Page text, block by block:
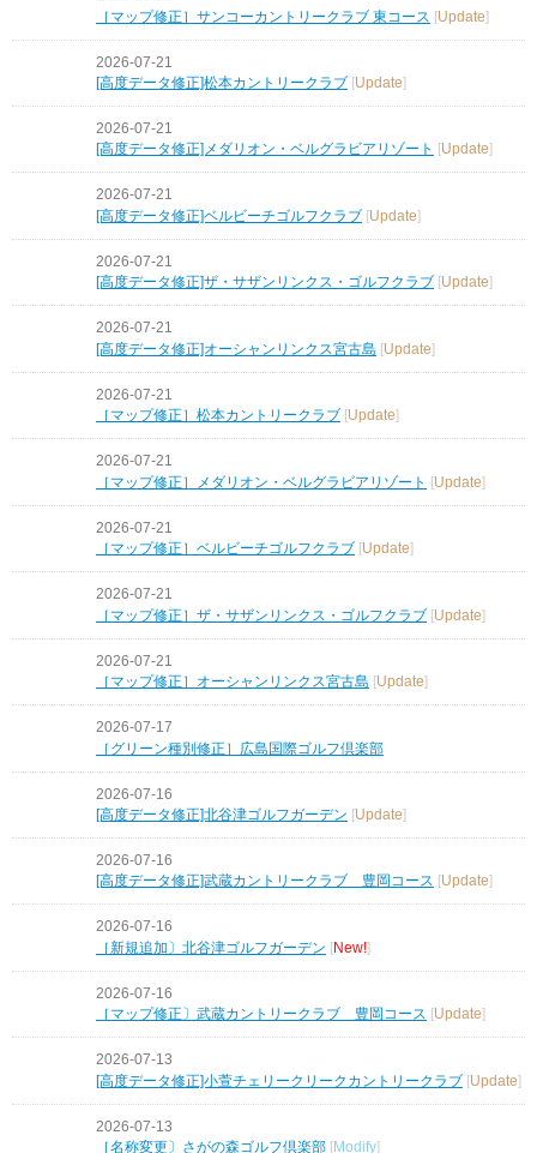
［マップ修正］サンコーカントリークラブ 東コース [Update]
2026-07-21
[高度データ修正]松本カントリークラブ [Update]
2026-07-21
[高度データ修正]メダリオン・ベルグラビアリゾート
Update
2026-07-21
[高度データ修正]ベルビーチゴルフクラブ [Update]
2026-07-21
[高度データ修正]ザ・サザンリンクス・ゴルフクラブ
Update
2026-07-21
[高度データ修正]オーシャンリンクス宮古島 [Update]
2026-07-21
［マップ修正］松本カントリークラブ
Update
2026-07-21
［マップ修正］メダリオン・ベルグラビアリゾート
[Update]
2026-07-21
［マップ修正］ベルビーチゴルフクラブ [Update]
2026-07-21
［マップ修正］ザ・サザンリンクス・ゴルフクラブ [Update]
2026-07-21
［マップ修正］オーシャンリンクス宮古島 [Update]
2026-07-17
［グリーン種別修正］広島国際ゴルフ倶楽部
2026-07-16
[高度データ修正]北谷津ゴルフガーデン [Update]
2026-07-16
[高度データ修正]武蔵カントリークラブ 豊岡コース
Update
2026-07-16
［新規追加〕北谷津ゴルフガーデン [New!]
2026-07-16
［マップ修正〕武蔵カントリークラブ 豊岡コース
Update
2026-07-13
[高度データ修正]小萱チェリークリークカントリークラブ [Update]
2026-07-13
［名称変更〕さがの森ゴルフ倶楽部
Modify